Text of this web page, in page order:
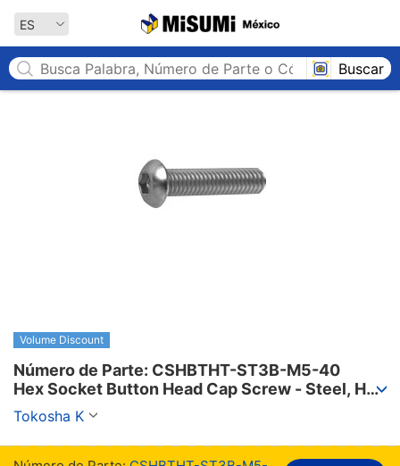
ES
Buscar
Volume Discount
Número de Parte: CSHBTHT-ST3B-M5-40
Hex Socket Button Head Cap Screw - Steel, Half
Thread, Full Thread, SSS Standard【1-1,000
piezas por paquete】
Tokosha K